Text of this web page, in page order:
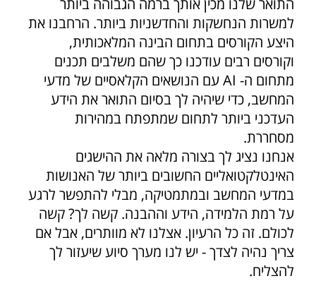
למשרות הנחשקות והחדשניות ביותר. הרחבנו את
היצע הקורסים בתחום הבינה המלאכותית,
וקורסים רבים עודכנו כך שהם משלבים תכנים
מתחום ה- AI עם הנושאים הקלאסיים של מדעי
המחשב, כדי שיהיה לך בסיום התואר את הידע
העדכני ביותר לתחום שמתפתח במהירות
מסחררת.
אנחנו נציג לך בצורה מלאה את ההישגים
האינטלקטואליים החשובים ביותר של האנושות
במדעי המחשב ובמתמטיקה, מבלי להתפשר לרגע
על רמת הלמידה, הידע וההבנה. קשה לך? קשה
לכולם. זה כל הרעיון. אצלנו לא מוותרים, אבל אם
צריך נהיה לצדך - יש לנו מערך סיוע שיעזור לך
להצליח.